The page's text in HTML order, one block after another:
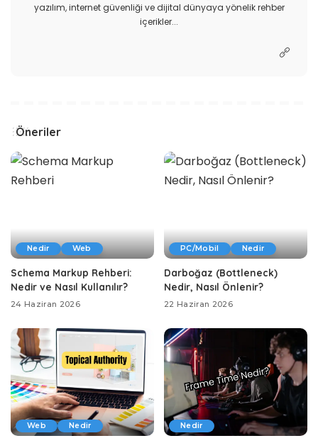
yazılım, internet güvenliği ve dijital dünyaya yönelik rehber
içerikler...
Öneriler
Nedir Web
Schema Markup Rehberi:
Nedir ve Nasıl Kullanılır?
24 Haziran 2026
PC/Mobil Nedir
Darboğaz (Bottleneck)
Nedir, Nasıl Önlenir?
22 Haziran 2026
Web Nedir Nedir